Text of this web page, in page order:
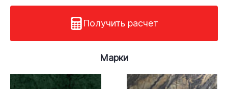
Получить расчет
Марки